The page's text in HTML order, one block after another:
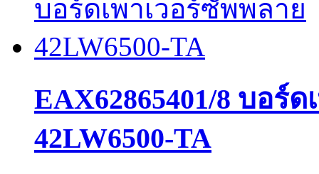
EAX62865401/8 บอร์
42LW6500-TA